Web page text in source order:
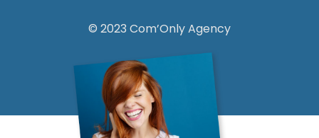
© 2023 Com’Only Agency